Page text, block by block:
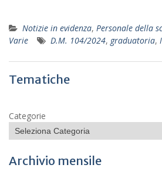
Notizie in evidenza, Personale della
Varie
D.M. 104/2024, graduatoria,
Tematiche
Categorie
Archivio mensile